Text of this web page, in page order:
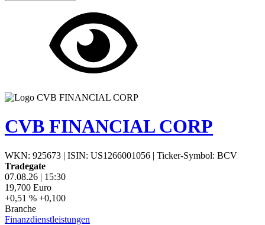
CVB FINANCIAL CORP
WKN: 925673 | ISIN: US1266001056 | Ticker-Symbol: BCV
Tradegate
07.08.26 | 15:30
19,700 Euro
+0,51 % +0,100
Branche
Finanzdienstleistungen